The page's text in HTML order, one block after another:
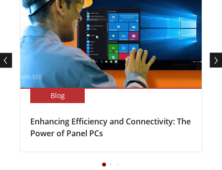
Blog
Enhancing Efficiency and Connectivity: The
Power of Panel PCs